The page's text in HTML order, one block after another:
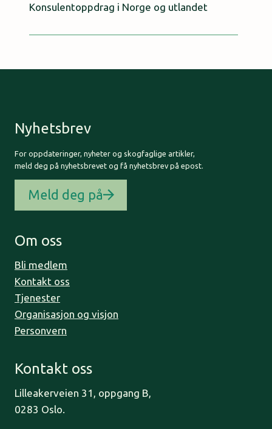
Konsulentoppdrag i Norge og utlandet
Nyhetsbrev
For oppdateringer, nyheter og skogfaglige artikler,
meld deg på nyhetsbrevet og få nyhetsbrev på epost.
Meld deg på
Om oss
Bli medlem
Kontakt oss
Tjenester
Organisasjon og visjon
Personvern
Kontakt oss
Lilleakerveien 31, oppgang B,
0283 Oslo.